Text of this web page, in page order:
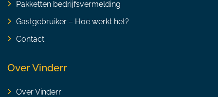
Pakketten bedrijfsvermelding
Gastgebruiker – Hoe werkt het?
Contact
Over Vinderr
Over Vinderr